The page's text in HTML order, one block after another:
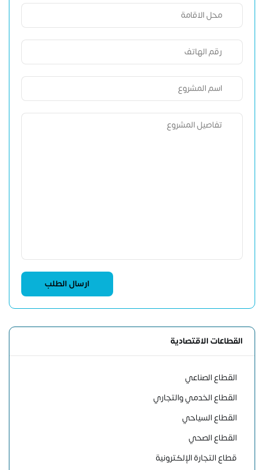
القطاعات الاقتصادية
القطاع الصناعي
القطاع الخدمي والتجاري
القطاع السياحي
القطاع الصحي
قطاع التجارة الإلكترونية